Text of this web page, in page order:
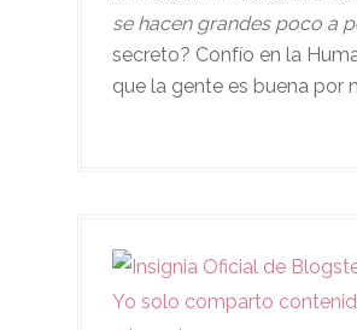
se hacen grandes poco a
secreto? Confío en la
que la gente es buena por